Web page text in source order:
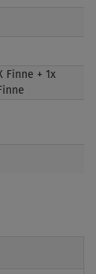
Finne + 1x